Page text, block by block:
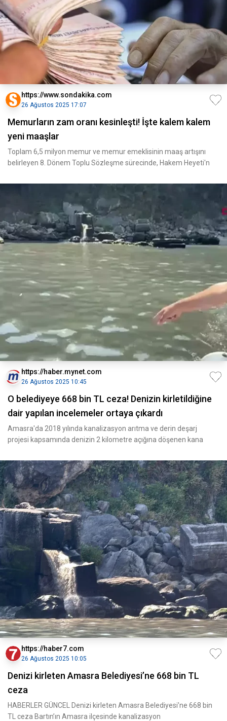
https://www.sondakika.com
26 Ağustos 2025 17:07
Memurların zam oranı kesinleşti! İşte kalem kalem
yeni maaşlar
Toplam 6,5 milyon memur ve memur emeklisinin maaş artışını
belirleyen 8. Dönem Toplu Sözleşme sürecinde, Hakem Heyeti'n
https://haber.mynet.com
26 Ağustos 2025 10:45
O belediyeye 668 bin TL ceza! Denizin kirletildiğine
dair yapılan incelemeler ortaya çıkardı
Amasra'da 2018 yılında kanalizasyon arıtma ve derin deşarj
projesi kapsamında denizin 2 kilometre açığına döşenen kana
https://haber7.com
26 Ağustos 2025 10:05
Denizi kirleten Amasra Belediyesi’ne 668 bin TL
ceza
HABERLER GÜNCEL Denizi kirleten Amasra Belediyesi’ne 668 bin
TL ceza Bartın’ın Amasra ilçesinde kanalizasyon